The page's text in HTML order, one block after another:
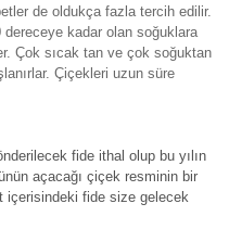
de oldukça fazla tercih edilir.
dereceye kadar olan soğuklara
Çok sıcak tan ve çok soğuktan
Çiçekleri uzun süre
fide ithal olup bu yılın
açacağı çiçek resminin bir
içerisindeki fide size gelecek